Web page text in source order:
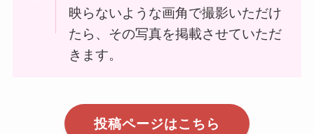
映らないような画角で撮影いただけ
たら、その写真を掲載させていただ
きます。
投稿ページはこちら